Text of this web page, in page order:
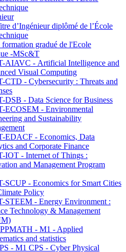
d’Ingénieur diplômé de l’École
gradué de l'Ecole
-MSc&T
AIAVC - Artificial Intelligence and
Visual Computing
CTD - Cybersecurity : Threats and
DSB - Data Science for Business
ECOSEM - Environmental
and Sustainability
EDACF - Economics, Data
and Corporate Finance
IOT - Internet of Things :
and Management Program
SCUP - Economics for Smart Cities
Policy
STEEM - Energy Environment :
Technology & Management
- M1 - Applied
and statistics
- M1 CPS - Cyber Physical